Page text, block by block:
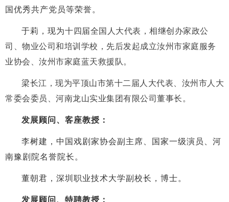
国优秀共产党员等荣誉。
于莉，现为十四届全国人大代表，相继创办家政公
司、物业公司和培训学校，先后发起成立汝州市家庭服务
业协会、汝州市家庭蓝天救援队。
梁长江，现为平顶山市第十二届人大代表、汝州市人大
常委会委员、河南龙山实业集团有限公司董事长。
发展顾问、 客座教授 ：
李树建，中国戏剧家协会副主席、国家一级演员、河
南豫剧院名誉院长。
董朝君，深圳职业技术大学副校长， 博士。
发展顾问、 特聘教授：